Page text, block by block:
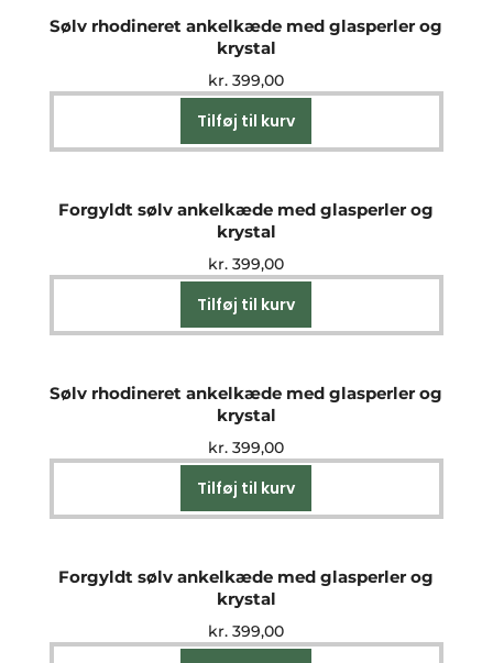
Sølv rhodineret ankelkæde med glasperler og
krystal
kr. 399,00
Tilføj til kurv
Forgyldt sølv ankelkæde med glasperler og
krystal
kr. 399,00
Tilføj til kurv
Sølv rhodineret ankelkæde med glasperler og
krystal
kr. 399,00
Tilføj til kurv
Forgyldt sølv ankelkæde med glasperler og
krystal
kr. 399,00